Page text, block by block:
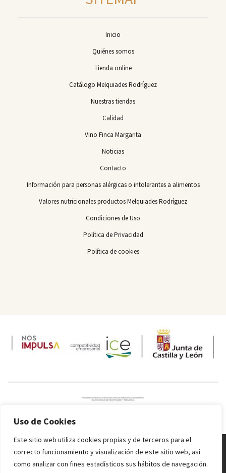
Uso de Cookies
Este sitio web utiliza cookies propias y de terceros para el
correcto funcionamiento y visualización de este sitio web, así
como analizar con fines estadísticos sus hábitos de navegación.
Inicio
Quiénes somos
Tienda online
Catálogo Melquiades Rodríguez
Nuestras tiendas
Calidad
Vino Finca Margarita
Noticias
Contacto
Información para personas alérgicas o intolerantes a alimentos
Valores nutricionales productos Melquiades Rodríguez
Condiciones de Uso
Política de Privacidad
Política de cookies
Melquiades Rodríguez
© 2016 - 2024 Todos los derechos reservados.